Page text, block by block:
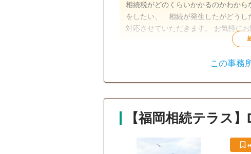
相続税がどのくらいかかるのかわか
をしたい、 相続が発生したがどうし
対応させていただきます。 お気軽にお
相
生前贈与（不
更）
訪問可 初回相談無料
この事務
【福岡相続テラス